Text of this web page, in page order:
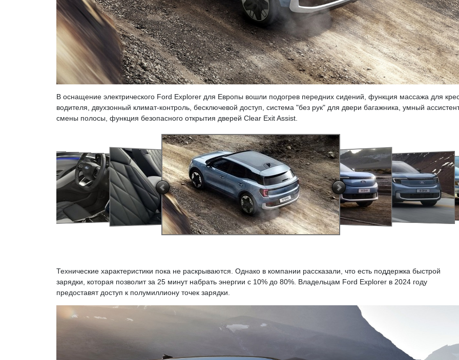
В оснащение электрического Ford Explorer для Европы вошли подогрев передних сидений, функция массажа для
водителя, двухзонный климат-контроль, бесключевой доступ, система "без рук" для двери багажника, умный
смены полосы, функция безопасного открытия дверей Clear Exit Assist.
Технические характеристики пока не раскрываются. Однако в компании рассказали, что есть поддержка быстрой
зарядки, которая позволит за 25 минут набрать энергии с 10% до 80%. Владельцам Ford Explorer в 2024 году
предоставят доступ к полумиллиону точек зарядки.